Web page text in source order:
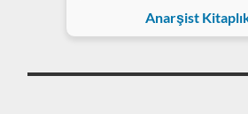
Anarşist